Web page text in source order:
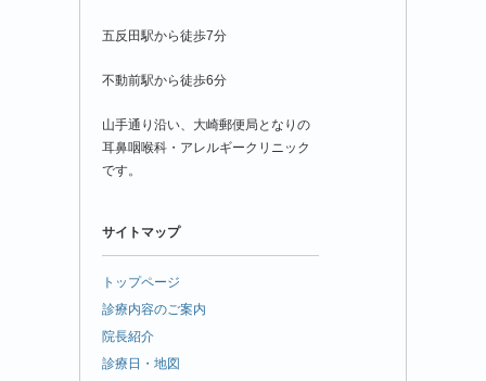
五反田駅から徒歩7分
不動前駅から徒歩6分
山手通り沿い、大崎郵便局となりの
耳鼻咽喉科・アレルギークリニック
です。
サイトマップ
トップページ
診療内容のご案内
院長紹介
診療日・地図